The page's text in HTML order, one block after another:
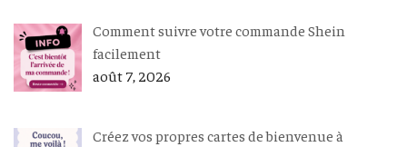
Comment suivre votre commande Shein
facilement
août 7, 2026
Créez vos propres cartes de bienvenue à